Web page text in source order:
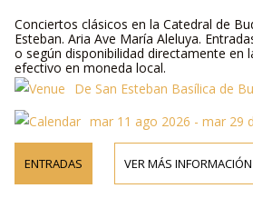
Conciertos clásicos en la Catedral de
Esteban. Aria Ave María Aleluya.
o según disponibilidad directamente en
efectivo en moneda local.
De San Esteban Basílica de
mar 11 ago 2026 - mar 29
ENTRADAS VER MÁS INFORMACIÓN